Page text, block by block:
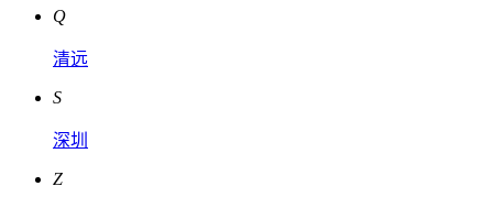
Q
清远
S
深圳
Z